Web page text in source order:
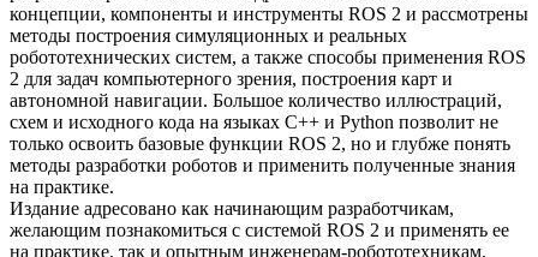
концепции, компоненты и инструменты ROS 2 и рассмотрены
методы построения симуляционных и реальных
робототехнических систем, а также способы применения ROS
2 для задач компьютерного зрения, построения карт и
автономной навигации. Большое количество иллюстраций,
схем и исходного кода на языках C++ и Python позволит не
только освоить базовые функции ROS 2, но и глубже понять
методы разработки роботов и применить полученные знания
на практике.
Издание адресовано как начинающим разработчикам,
желающим познакомиться с системой ROS 2 и применять ее
на практике, так и опытным инженерам-робототехникам,